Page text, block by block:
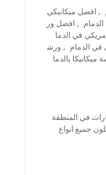
, افضل ميكانيكي
, افضل ور
في الدما
في الدمام , ورش
ميكانيكا بالدما
في المنطقة
جميع انواع